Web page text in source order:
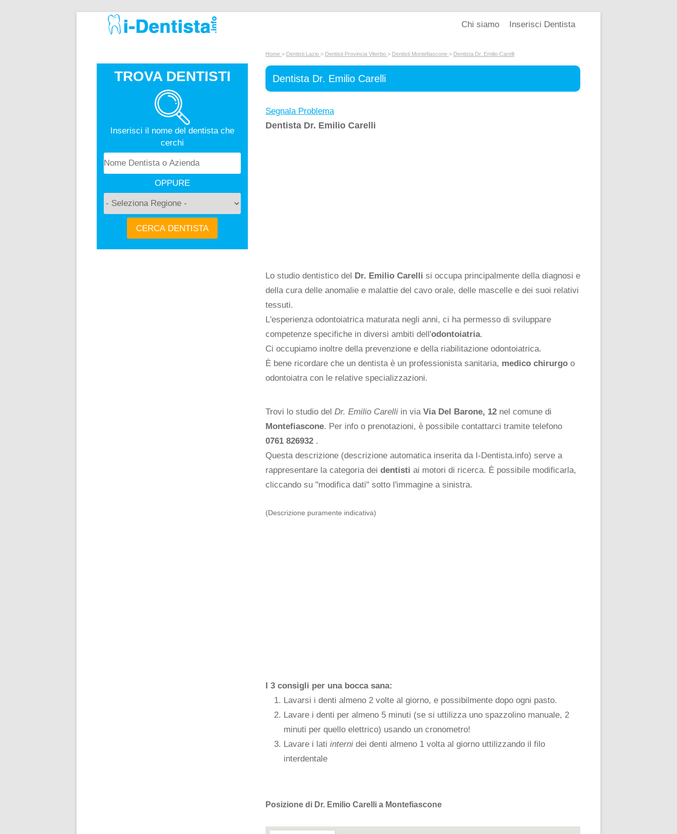
Inserisci Dentista
Chi siamo
Home > Dentisti Lazio > Dentisti Provincia Viterbo > Dentisti Montefiascone > Dentista Dr. Emilio Carelli
Dentista Dr. Emilio Carelli
Segnala Problema
Dentista Dr. Emilio Carelli
Lo studio dentistico del Dr. Emilio Carelli si occupa principalmente della diagnosi e
della cura delle anomalie e malattie del cavo orale, delle mascelle e dei suoi relativi
tessuti.
L'esperienza odontoiatrica maturata negli anni, ci ha permesso di sviluppare
competenze specifiche in diversi ambiti dell'odontoiatria.
Ci occupiamo inoltre della prevenzione e della riabilitazione odontoiatrica.
È bene ricordare che un dentista è un professionista sanitaria, medico chirurgo o
odontoiatra con le relative specializzazioni.
Trovi lo studio delDr. Emilio Carelli in viaVia Del Barone, 12 nel comune di
Montefiascone. Per info o prenotazioni, è possibile contattarci tramite telefono
0761 826932 .
Questa descrizione (descrizione automatica inserita da I-Dentista.info) serve a
rappresentare la categoria deidentisti ai motori di ricerca. È possibile modificarla,
cliccando su "modifica dati" sotto l'immagine a sinistra.
(Descrizione puramente indicativa)
I 3 consigli per una bocca sana:
Lavarsi i denti almeno 2 volte al giorno, e possibilmente dopo ogni pasto.
Lavare i denti per almeno 5 minuti (se si uttilizza uno spazzolino manuale, 2
minuti per quello elettrico) usando un cronometro!
Lavare i latiinterni dei denti almeno 1 volta al giorno uttilizzando il filo
interdentale
Posizione di Dr. Emilio Carelli a Montefiascone
TROVA DENTISTI
Inserisci il nome del dentista che
cerchi
OPPURE